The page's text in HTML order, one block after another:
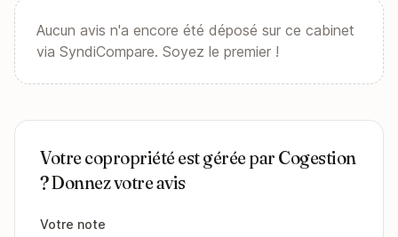
Aucun avis n'a encore été déposé sur ce cabinet
via SyndiCompare. Soyez le premier !
Votre copropriété est gérée par Cogestion
? Donnez votre avis
Votre note